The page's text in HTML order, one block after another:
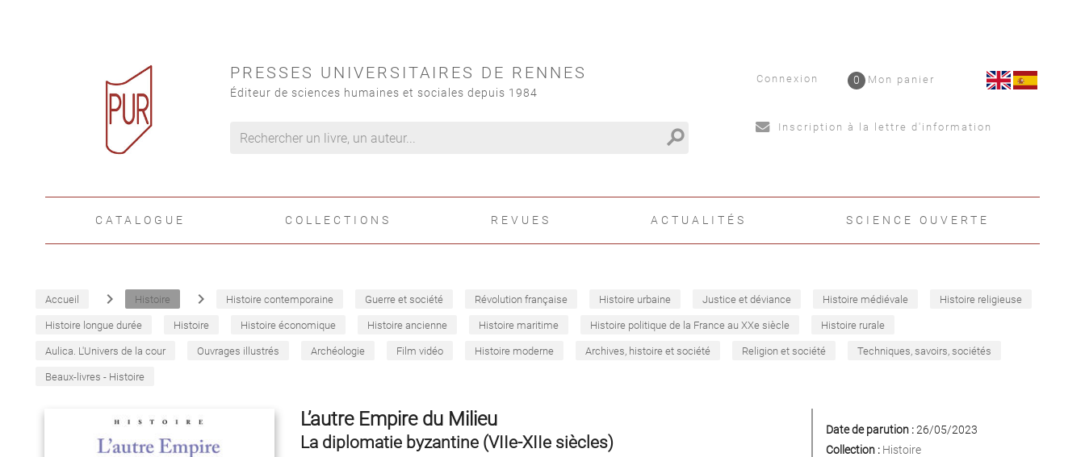
PRESSES UNIVERSITAIRES DE RENNES
Éditeur de sciences humaines et sociales depuis 1984
search
Connexion Mon panier
0
Inscription à la lettre d'information
CATALOGUE COLLECTIONS REVUES ACTUALITÉS SCIENCE OUVERTE
Accueil navigate_next Histoire navigate_next Histoire contemporaine Guerre et société Révolution française Histoire urbaine Justice et déviance Histoire médiévale Histoire religieuse
Histoire longue durée Histoire Histoire économique Histoire ancienne Histoire maritime Histoire politique de la France au XXe siècle Histoire rurale
Aulica. L'Univers de la cour Ouvrages illustrés Archéologie Film vidéo Histoire moderne Archives, histoire et société Religion et société Techniques, savoirs, sociétés
Beaux-livres - Histoire
L’autre Empire du Milieu
La diplomatie byzantine (VIIe-XIIe siècles)
Date de parution :26/05/2023
Collection : Histoire